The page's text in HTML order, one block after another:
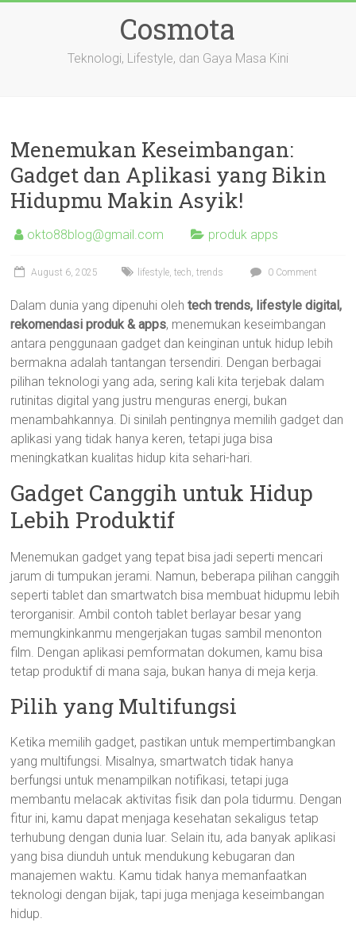
Cosmota
Teknologi, Lifestyle, dan Gaya Masa Kini
Menemukan Keseimbangan:
Gadget dan Aplikasi yang Bikin
Hidupmu Makin Asyik!
okto88blog@gmail.com produk apps
August 6, 2025 lifestyle,tech,trends 0 Comment
Dalam dunia yang dipenuhi olehtech trends, lifestyle digital,
rekomendasi produk & apps, menemukan keseimbangan
antara penggunaan gadget dan keinginan untuk hidup lebih
bermakna adalah tantangan tersendiri. Dengan berbagai
pilihan teknologi yang ada, sering kali kita terjebak dalam
rutinitas digital yang justru menguras energi, bukan
menambahkannya. Di sinilah pentingnya memilih gadget dan
aplikasi yang tidak hanya keren, tetapi juga bisa
meningkatkan kualitas hidup kita sehari-hari.
Gadget Canggih untuk Hidup
Lebih Produktif
Menemukan gadget yang tepat bisa jadi seperti mencari
jarum di tumpukan jerami. Namun, beberapa pilihan canggih
seperti tablet dan smartwatch bisa membuat hidupmu lebih
terorganisir. Ambil contoh tablet berlayar besar yang
memungkinkanmu mengerjakan tugas sambil menonton
film. Dengan aplikasi pemformatan dokumen, kamu bisa
tetap produktif di mana saja, bukan hanya di meja kerja.
Pilih yang Multifungsi
Ketika memilih gadget, pastikan untuk mempertimbangkan
yang multifungsi. Misalnya, smartwatch tidak hanya
berfungsi untuk menampilkan notifikasi, tetapi juga
membantu melacak aktivitas fisik dan pola tidurmu. Dengan
fitur ini, kamu dapat menjaga kesehatan sekaligus tetap
terhubung dengan dunia luar. Selain itu, ada banyak aplikasi
yang bisa diunduh untuk mendukung kebugaran dan
manajemen waktu. Kamu tidak hanya memanfaatkan
teknologi dengan bijak, tapi juga menjaga keseimbangan
hidup.